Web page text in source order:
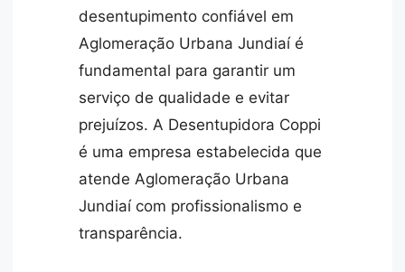
desentupimento confiável em
Aglomeração Urbana Jundiaí é
fundamental para garantir um
serviço de qualidade e evitar
prejuízos. A Desentupidora Coppi
é uma empresa estabelecida que
atende Aglomeração Urbana
Jundiaí com profissionalismo e
transparência.